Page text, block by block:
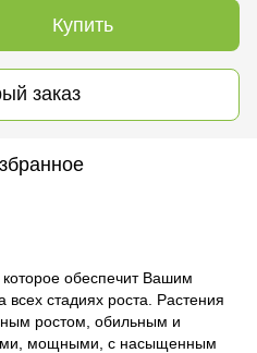
Купить
заказ
обеспечит Вашим
стадиях роста. Растения
ростом, обильным и
мощными, с насыщенным